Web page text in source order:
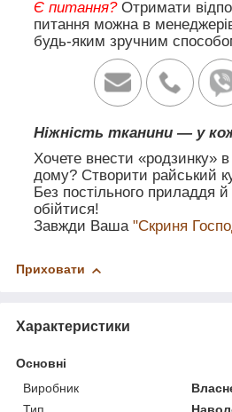
Є питання?Отримати
питання можна в
будь-яким зручним
Ніжність тканини — у
Хочете внести «родзинку» в
дому? Створити райський
Без постільного приладдя
обійтися!
Завжди Ваша "Скриня
Приховати
Характеристики
Основні
Виробник